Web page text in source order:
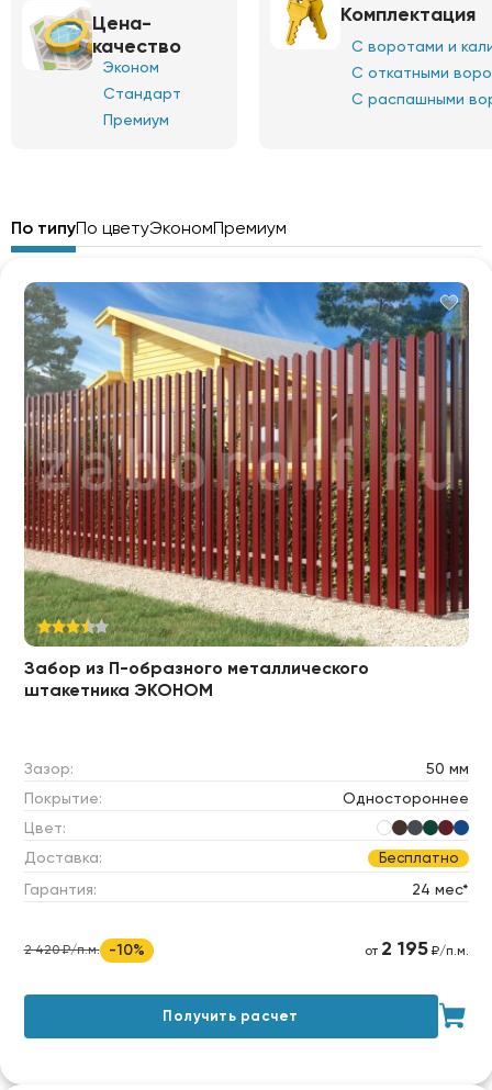
Цена-
качество
Эконом
Стандарт
Премиум
Комплектация
С воротами и
С откатными
С распашными
По типуПо цветуЭкономПремиум
Забор из П-образного металлического
штакетника ЭКОНОМ
Зазор:
50 мм
Покрытие:
Одностороннее
Цвет:
Доставка:
Бесплатно
Гарантия: 24 мес*
2 420 ₽/п.м. -10% от 2 195₽/п.м.
Получить расчет